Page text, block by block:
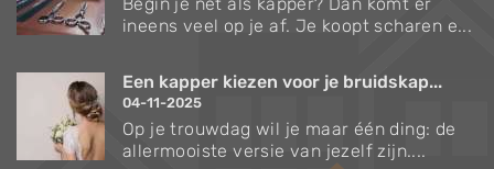
ineens veel op je af. Je koopt scharen e...
Een kapper kiezen voor je bruidskap...
04-11-2025
Op je trouwdag wil je maar één ding: de
allermooiste versie van jezelf zijn....